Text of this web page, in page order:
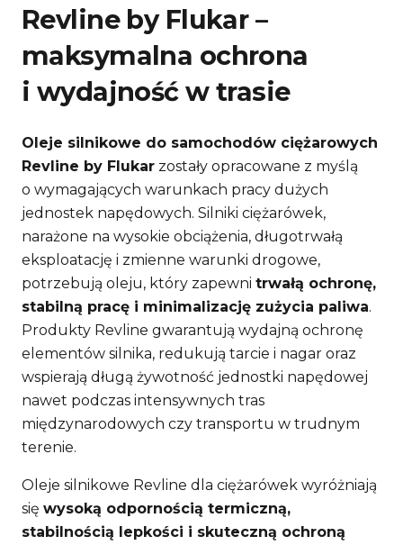
Revline by Flukar –
maksymalna ochrona
i wydajność w trasie
Oleje silnikowe do samochodów ciężarowych
Revline by Flukar zostały opracowane z myślą
o wymagających warunkach pracy dużych
jednostek napędowych. Silniki ciężarówek,
narażone na wysokie obciążenia, długotrwałą
eksploatację i zmienne warunki drogowe,
potrzebują oleju, który zapewni trwałą ochronę,
stabilną pracę i minimalizację zużycia paliwa.
Produkty Revline gwarantują wydajną ochronę
elementów silnika, redukują tarcie i nagar oraz
wspierają długą żywotność jednostki napędowej
nawet podczas intensywnych tras
międzynarodowych czy transportu w trudnym
terenie.
Oleje silnikowe Revline dla ciężarówek wyróżniają
się wysoką odpornością termiczną,
stabilnością lepkości i skuteczną ochroną